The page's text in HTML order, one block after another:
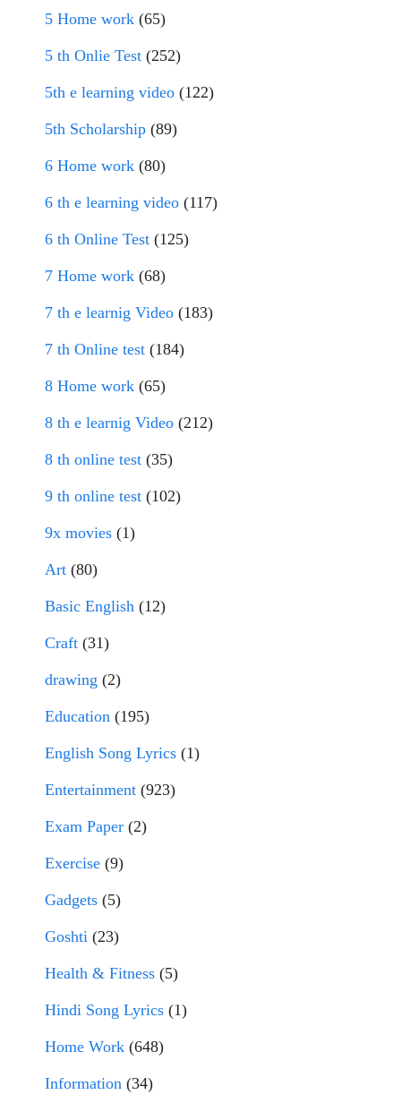
5 Home work (65)
5 th Onlie Test (252)
5th e learning video (122)
5th Scholarship (89)
6 Home work (80)
6 th e learning video (117)
6 th Online Test (125)
7 Home work (68)
7 th e learnig Video (183)
7 th Online test (184)
8 Home work (65)
8 th e learnig Video (212)
8 th online test (35)
9 th online test (102)
9x movies (1)
Art (80)
Basic English (12)
Craft (31)
drawing (2)
Education (195)
English Song Lyrics (1)
Entertainment (923)
Exam Paper (2)
Exercise (9)
Gadgets (5)
Goshti (23)
Health & Fitness (5)
Hindi Song Lyrics (1)
Home Work (648)
Information (34)